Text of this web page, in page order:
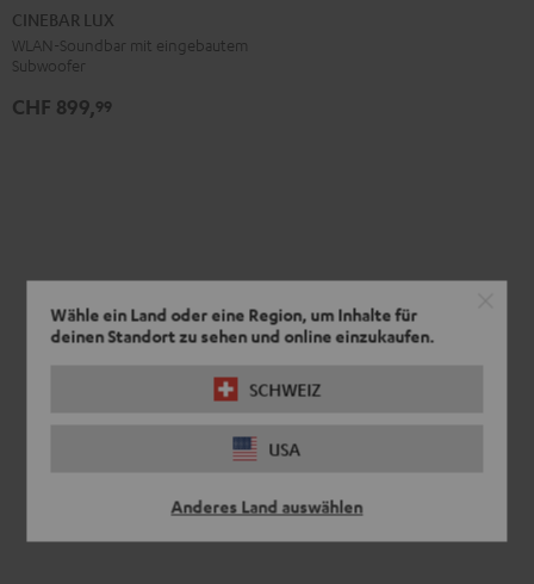
Wähle ein Land oder eine Region, um Inhalte für
deinen Standort zu sehen und online einzukaufen.
SCHWEIZ
USA
Anderes Land auswählen
LUX
Schwarz
LUX
Weiß
CINEBAR LUX
WLAN-Soundbar mit eingebautem
Subwoofer
CHF 899,99